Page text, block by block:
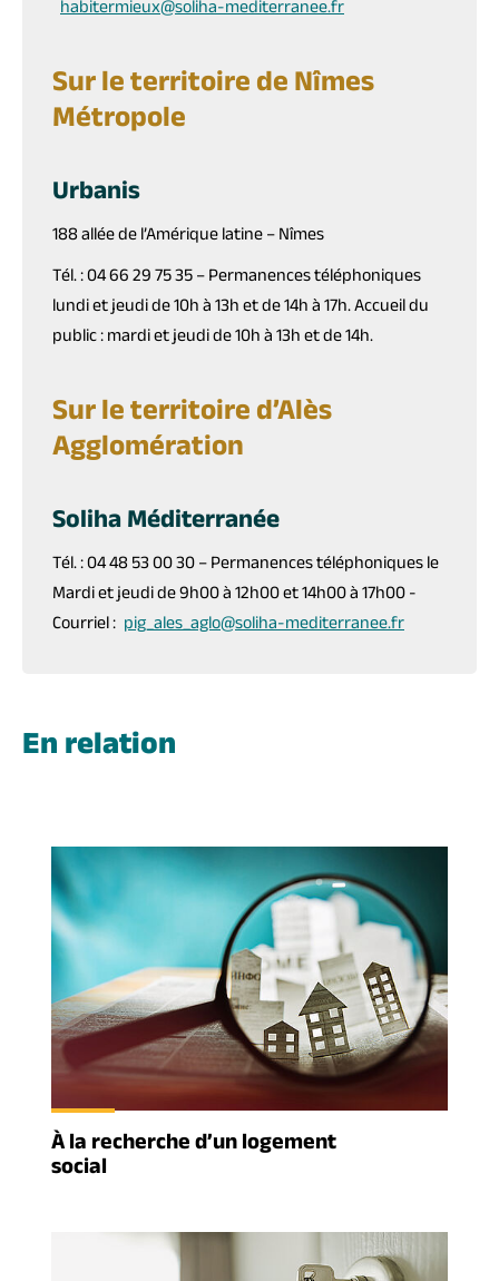
habitermieux@soliha-mediterranee.fr
Sur le territoire de Nîmes
Métropole
Urbanis
188 allée de l’Amérique latine – Nîmes
Tél. : 04 66 29 75 35 – Permanences téléphoniques
lundi et jeudi de 10h à 13h et de 14h à 17h. Accueil du
public : mardi et jeudi de 10h à 13h et de 14h.
Sur le territoire d’Alès
Agglomération
Soliha Méditerranée
Tél. : 04 48 53 00 30 – Permanences téléphoniques le
Mardi et jeudi de 9h00 à 12h00 et 14h00 à 17h00 -
Courriel : pig_ales_aglo@soliha-mediterranee.fr
En relation
À la recherche d’un logement
social